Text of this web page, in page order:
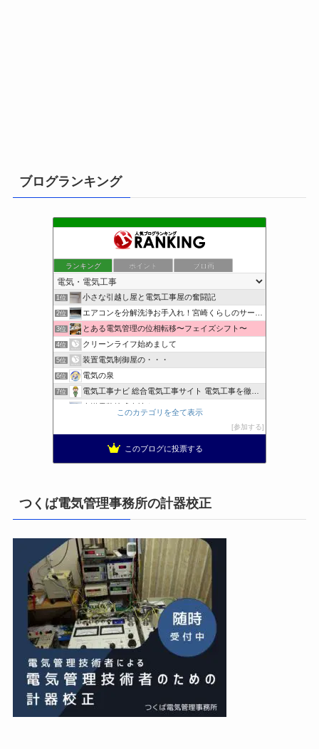
ブログランキング
ランキング ポイント ブロ画
1位 小さな引越し屋と電気工事屋の奮闘記
2位 エアコンを分解洗浄お手入れ！宮崎くらしのサービス
3位 とある電気管理の位相転移〜フェイズシフト〜
4位 クリーンライフ始めまして
5位 装置電気制御屋の・・・
6位 電気の泉
7位 電気工事ナビ 総合電気工事サイト 電気工事を徹底解説
東洋電装株式会社すたっぷぶろぐ
まぁ、ちゃんと仕事ができればいいな
14位 エンジニアリング日記
15位 私の電気主任技術者実務記事＋電気プチ動画
このカテゴリを全て表示
参加する
このブログに投票する
つくば電気管理事務所の計器校正